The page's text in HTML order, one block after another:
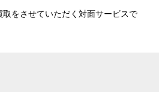
をさせていただく対面サービスで